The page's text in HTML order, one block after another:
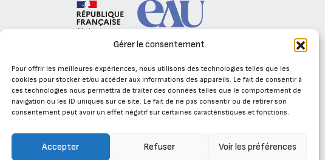
Gérer le consentement
Pour offrir les meilleures expériences, nous utilisons des technologies telles que les
cookies pour stocker et/ou accéder aux informations des appareils. Le fait de consentir à
ces technologies nous permettra de traiter des données telles que le comportement de
navigation ou les ID uniques sur ce site. Le fait de ne pas consentir ou de retirer son
consentement peut avoir un effet négatif sur certaines caractéristiques et fonctions.
Accepter Refuser Voir les préférences
Se connecter